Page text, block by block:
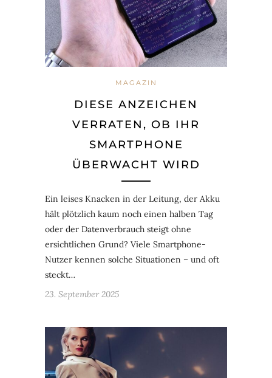
MAGAZIN
DIESE ANZEICHEN
VERRATEN, OB IHR
SMARTPHONE
ÜBERWACHT WIRD
Ein leises Knacken in der Leitung, der Akku
hält plötzlich kaum noch einen halben Tag
oder der Datenverbrauch steigt ohne
ersichtlichen Grund? Viele Smartphone-
Nutzer kennen solche Situationen – und oft
steckt…
23. September 2025